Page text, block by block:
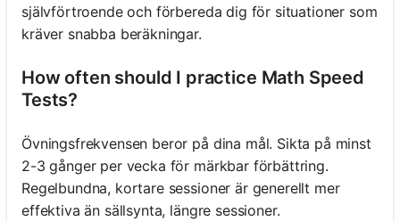
självförtroende och förbereda dig för situationer som
kräver snabba beräkningar.
How often should I practice Math Speed
Tests?
Övningsfrekvensen beror på dina mål. Sikta på minst
2-3 gånger per vecka för märkbar förbättring.
Regelbundna, kortare sessioner är generellt mer
effektiva än sällsynta, längre sessioner.